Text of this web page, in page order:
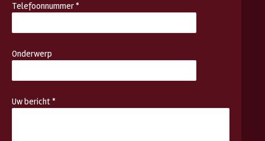
Telefoonnummer *
Onderwerp
Uw bericht *